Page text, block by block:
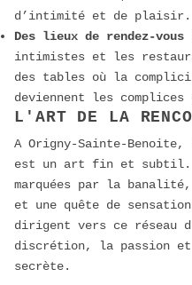
d’intimité et de plaisir.
Des lieux de rendez-vous
intimistes et les
des tables où la
deviennent les complices
L'ART DE LA
A Origny-Sainte-Benoite,
est un art fin et subtil.
marquées par la
et une quête de
dirigent vers ce réseau
discrétion, la passion
secrète.